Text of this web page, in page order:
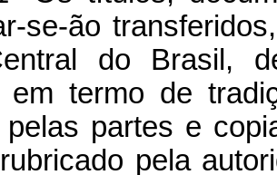
se-ão
do Brasil,
em termo de
pelas partes e
pela